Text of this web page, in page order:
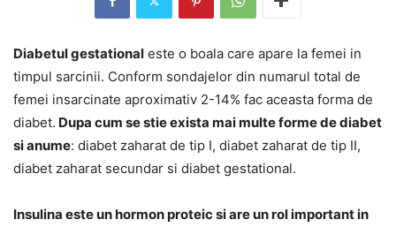
Diabetul gestational este o boala care apare la femei in
timpul sarcinii. Conform sondajelor din numarul total de
femei insarcinate aproximativ 2-14% fac aceasta forma de
diabet. Dupa cum se stie exista mai multe forme de diabet
si anume: diabet zaharat de tip I, diabet zaharat de tip II,
diabet zaharat secundar si diabet gestational.
Insulina este un hormon proteic si are un rol important in